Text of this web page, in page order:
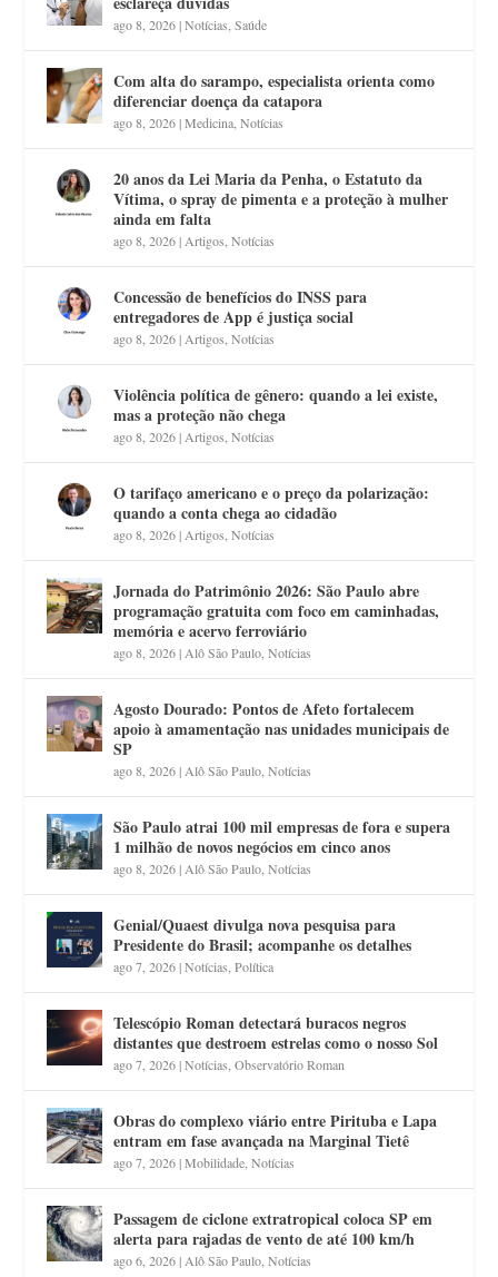
ago 8, 2026|Notícias ,Saúde
Com alta do sarampo, especialista orienta como
diferenciar doença da catapora
ago 8, 2026|Medicina ,Notícias
20 anos da Lei Maria da Penha, o Estatuto da
Vítima, o spray de pimenta e a proteção à mulher
ainda em falta
ago 8, 2026| Artigos ,Notícias
Concessão de benefícios do INSS para
entregadores de App é justiça social
ago 8, 2026| Artigos ,Notícias
Violência política de gênero: quando a lei existe,
mas a proteção não chega
ago 8, 2026| Artigos ,Notícias
O tarifaço americano e o preço da polarização:
quando a conta chega ao cidadão
ago 8, 2026| Artigos ,Notícias
Jornada do Patrimônio 2026: São Paulo abre
programação gratuita com foco em caminhadas,
memória e acervo ferroviário
ago 8, 2026| Alô São Paulo ,Notícias
Agosto Dourado: Pontos de Afeto fortalecem
apoio à amamentação nas unidades municipais de
SP
ago 8, 2026| Alô São Paulo ,Notícias
São Paulo atrai 100 mil empresas de fora e supera
1 milhão de novos negócios em cinco anos
ago 8, 2026| Alô São Paulo ,Notícias
Genial/Quaest divulga nova pesquisa para
Presidente do Brasil; acompanhe os detalhes
ago 7, 2026|Notícias ,Política
Telescópio Roman detectará buracos negros
distantes que destroem estrelas como o nosso Sol
ago 7, 2026|Notícias ,Observatório Roman
Obras do complexo viário entre Pirituba e Lapa
entram em fase avançada na Marginal Tietê
ago 7, 2026|Mobilidade ,Notícias
Passagem de ciclone extratropical coloca SP em
alerta para rajadas de vento de até 100 km/h
ago 6, 2026| Alô São Paulo ,Notícias